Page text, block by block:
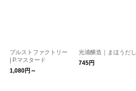
プルストファクトリー
| P.マスタード
1,080円～
光浦醸造｜まほうだし
745円